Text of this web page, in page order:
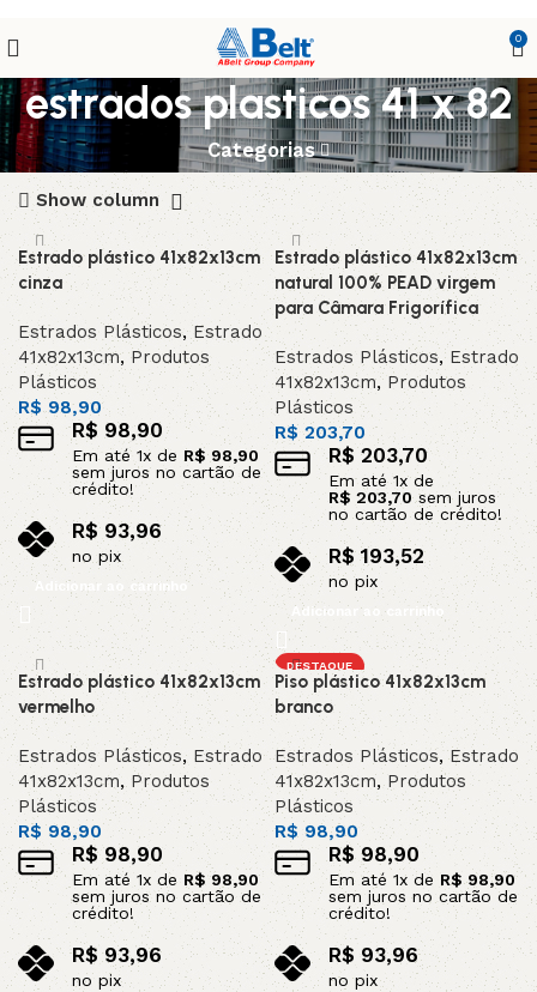
0
estrados plasticos 41 x 82
Categorias
Show column
Estrado plástico 41x82x13cm
cinza
Estrados Plásticos,Estrado
41x82x13cm,Produtos
Plásticos
R$98,90
R$ 98,90
Em até 1x de R$98,90
sem juros no cartão de
crédito!
R$93,96
no pix
Adicionar ao carrinho
Estrado plástico 41x82x13cm
natural 100% PEAD virgem
para Câmara Frigorífica
Estrados Plásticos, Estrado
41x82x13cm, Produtos
Plásticos
R$ 203,70
R$203,70
Em até1x de
R$ 203,70sem juros
no cartão de crédito!
R$193,52
no pix
Adicionar ao carrinho
Estrado plástico 41x82x13cm
vermelho
Estrados Plásticos, Estrado
41x82x13cm, Produtos
Plásticos
R$ 98,90
R$ 98,90
Em até 1x de R$ 98,90
sem juros no cartão de
crédito!
R$ 93,96
no pix
DESTAQUE
Piso plástico 41x82x13cm
branco
Estrados Plásticos,Estrado
41x82x13cm,Produtos
Plásticos
R$ 98,90
R$98,90
Em até 1x de R$98,90
sem juros no cartão de
crédito!
R$ 93,96
no pix